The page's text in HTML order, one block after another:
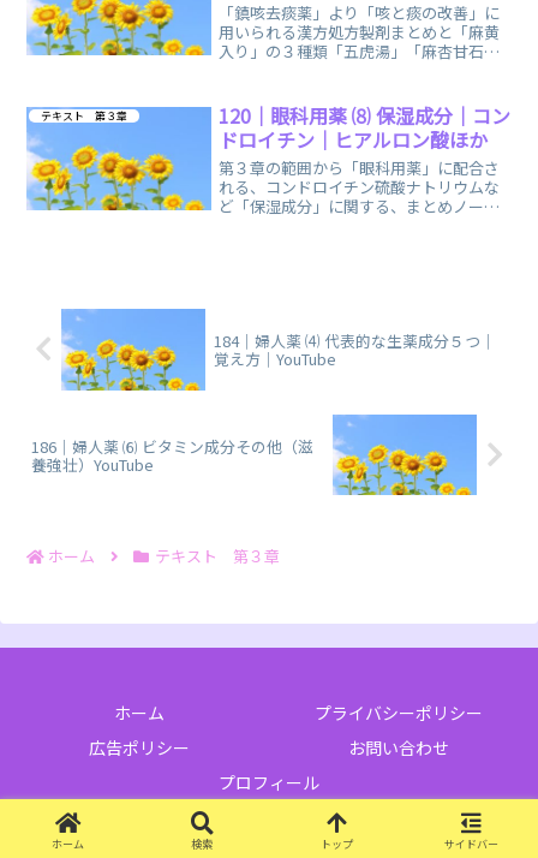
「鎮咳去痰薬」より「咳と痰の改善」に
用いられる漢方処方製剤まとめと「麻黄
入り」の３種類「五虎湯」「麻杏甘石
も、ご参考になれば幸いです。
テキスト 第３章
120｜眼科用薬 ⑻ 保湿成分｜コン
ドロイチン｜ヒアルロン酸ほか
第３章の範囲から「眼科用薬」に配合さ
れる、コンドロイチン硫酸ナトリウムな
ど「保湿成分」に関する、まとめノート
184｜婦人薬 ⑷ 代表的な生薬成分５つ｜
覚え方｜YouTube
186｜婦人薬 ⑹ ビタミン成分その他（滋
養強壮）YouTube
ホーム テキスト 第３章
ホーム
プライバシーポリシー
広告ポリシー
お問い合わせ
プロフィール
© 2023 登録販売者試験 独学ブログ.
ホーム 検索 トップ サイドバー